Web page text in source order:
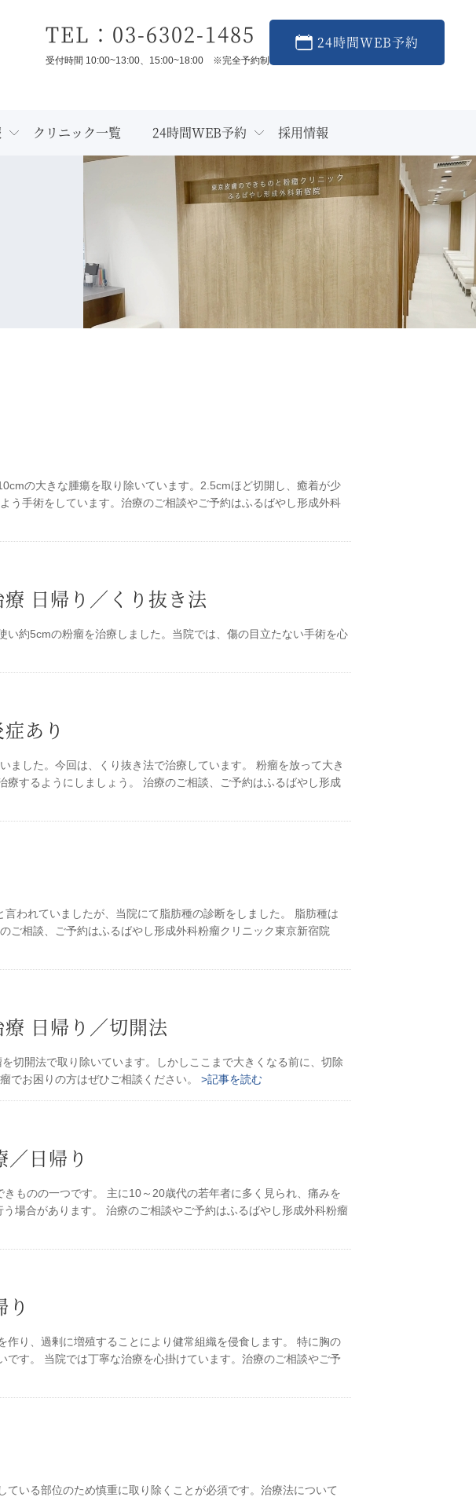
TEL：03-6302-1485
受付時間 10:00~13:00、15:00~18:00 ※完全予約制
24時間WEB予約
クリニック一覧 24時間WEB予約 採用情報
の大きな腫瘍を取り除いています。2.5cmほど切開し、癒着が少
う手術をしています。治療のご相談やご予約はふるばやし形成外科
日帰り／くり抜き法
約5cmの粉瘤を治療しました。当院では、傷の目立たない手術を心
あり
ました。今回は、くり抜き法で治療しています。 粉瘤を放って大き
するようにしましょう。 治療のご相談、ご予約はふるばやし形成
われていましたが、当院にて脂肪種の診断をしました。 脂肪種は
ご相談、ご予約はふるばやし形成外科粉瘤クリニック東京新宿院
日帰り／切開法
切開法で取り除いています。しかしここまで大きくなる前に、切除
でお困りの方はぜひご相談ください。 >記事を読む
日帰り
ものの一つです。 主に10～20歳代の若年者に多く見られ、痛みを
場合があります。 治療のご相談やご予約はふるばやし形成外科粉瘤
り、過剰に増殖することにより健常組織を侵食します。 特に胸の
す。 当院では丁寧な治療を心掛けています。治療のご相談やご予
いる部位のため慎重に取り除くことが必須です。治療法について